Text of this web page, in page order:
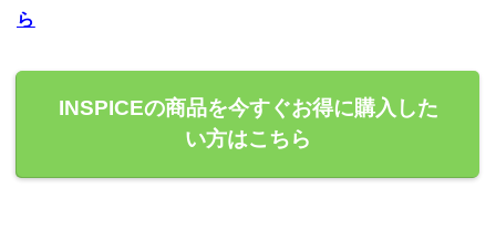
ら
INSPICEの商品を今すぐお得に購入した
い方はこちら